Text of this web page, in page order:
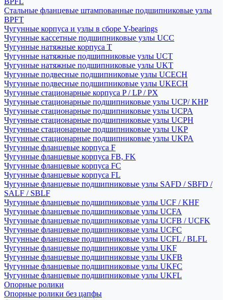
Стальные фланцевые штампованные подшипниковые узлы
BPFT
Чугунные корпуса и узлы в сборе Y-bearings
Чугунные кассетные подшипниковые узлы UCC
Чугунные натяжные корпуса T
Чугунные натяжные подшипниковые узлы UCT
Чугунные натяжные подшипниковые узлы UKT
Чугунные подвесные подшипниковые узлы UCECH
Чугунные подвесные подшипниковые узлы UKECH
Чугунные стационарные корпуса P / LP / PX
Чугунные стационарные подшипниковые узлы UCP/ KHP
Чугунные стационарные подшипниковые узлы UCPA
Чугунные стационарные подшипниковые узлы UCPH
Чугунные стационарные подшипниковые узлы UKP
Чугунные стационарные подшипниковые узлы UKPA
Чугунные фланцевые корпуса F
Чугунные фланцевые корпуса FB, FK
Чугунные фланцевые корпуса FC
Чугунные фланцевые корпуса FL
Чугунные фланцевые подшипниковые узлы SAFD / SBFD /
SALF / SBLF
Чугунные фланцевые подшипниковые узлы UCF / KHF
Чугунные фланцевые подшипниковые узлы UCFA
Чугунные фланцевые подшипниковые узлы UCFB / UCFK
Чугунные фланцевые подшипниковые узлы UCFC
Чугунные фланцевые подшипниковые узлы UCFL / BLFL
Чугунные фланцевые подшипниковые узлы UKF
Чугунные фланцевые подшипниковые узлы UKFB
Чугунные фланцевые подшипниковые узлы UKFC
Чугунные фланцевые подшипниковые узлы UKFL
Опорные ролики
Опорные ролики без цапфы